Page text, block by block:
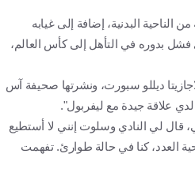
الناحية البدنية، إضافة إلى غيابه
بدوره في التأهل إلى كأس العالم،
ديللو سبورت، ونشرتها صحيفة آس
قال لي النادي وسلوت إنني لا أستطيع
العدد، كنا في حالة طوارئ. تفهمت